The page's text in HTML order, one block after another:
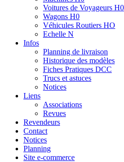
Voitures de Voyageurs H0
Wagons H0
Véhicules Routiers HO
Echelle N
Infos
Planning de livraison
Historique des modèles
Fiches Pratiques DCC
Trucs et astuces
Notices
Liens
Associations
Revues
Revendeurs
Contact
Notices
Planning
Site e-commerce